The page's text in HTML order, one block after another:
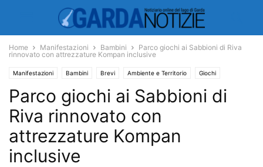
Home Manifestazioni Bambini
Parco giochi ai Sabbioni di Riva
rinnovato con attrezzature Kompan inclusive
Manifestazioni Bambini Brevi Ambiente e Territorio Giochi
Parco giochi ai Sabbioni di
Riva rinnovato con
attrezzature Kompan
inclusive